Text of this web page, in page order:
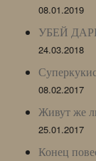
08.01.2019
УБЕЙ
24.03.2018
08.02.2017
Живут же
25.01.2017
Конец